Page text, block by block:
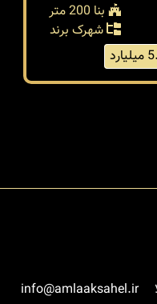
بنا 200 متر
شهرک برند
info@amlaaksahel.ir